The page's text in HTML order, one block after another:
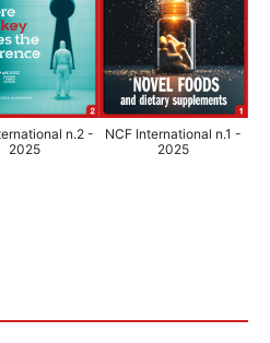
n.2 -
2025
NCF International n.1 -
2025